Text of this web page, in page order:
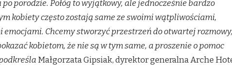
porodzie. Połóg to wyjątkowy, ale jednocześnie bardzo
kobiety często zostają same ze swoimi wątpliwościami,
Chcemy stworzyć przestrzeń do otwartej rozmowy,
kobietom, że nie są w tym same, a proszenie o pomoc
Małgorzata Gipsiak, dyrektor generalna Arche